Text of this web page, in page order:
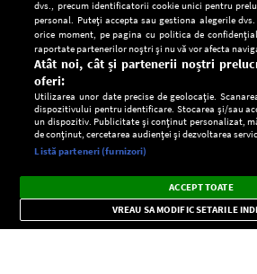
Setări:
Dark
Mode
Radio live, podcasturi, știri și alerte
importante.
dvs., precum identificatorii cookie unici pentru
personal. Puteți accepta sau gestiona alegerile
orice moment, pe pagina cu politica de
raportate partenerilor noștri și nu vă vor afecta
Atât noi, cât și partenerii noștri
oferi:
Utilizarea unor date precise de geolocație.
dispozitivului pentru identificare. Stocarea și/sau
un dispozitiv. Publicitate și conținut personalizat,
de conținut, cercetarea audienței și dezvoltarea
Listă parteneri (furnizori)
ACCEPT TOATE
VREAU SA MODIFIC SETARILE